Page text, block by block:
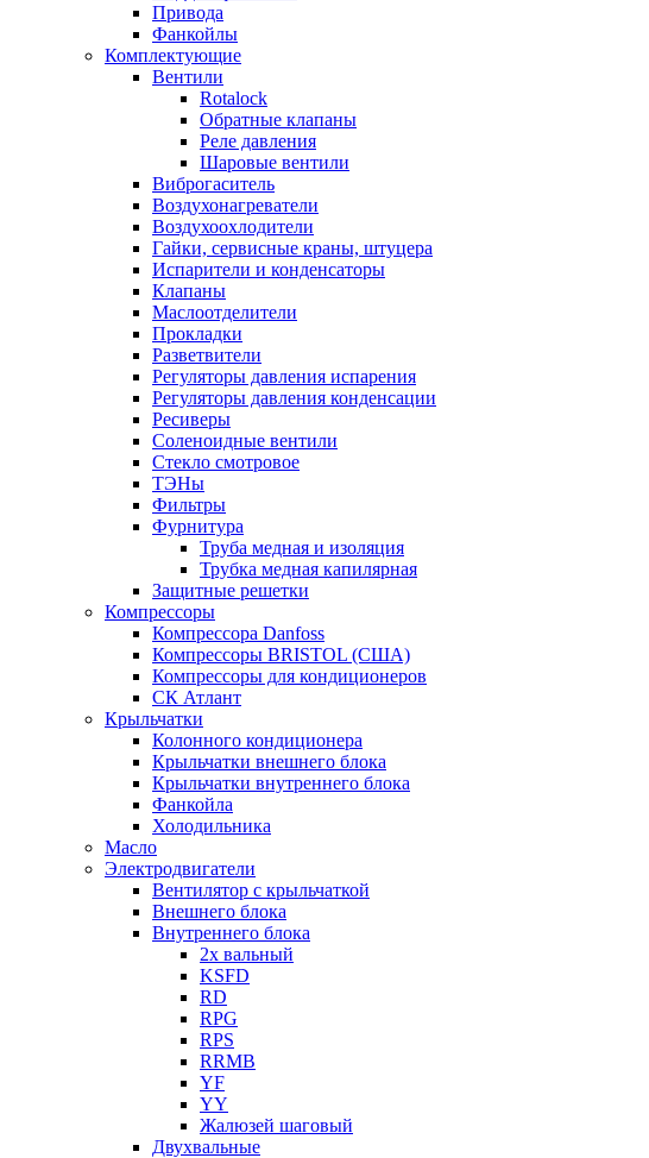
Привода
Фанкойлы
Комплектующие
Вентили
Rotalock
Обратные клапаны
Реле давления
Шаровые вентили
Виброгаситель
Воздухонагреватели
Воздухоохлодители
Гайки, сервисные краны, штуцера
Испарители и конденсаторы
Клапаны
Маслоотделители
Прокладки
Разветвители
Регуляторы давления испарения
Регуляторы давления конденсации
Ресиверы
Соленоидные вентили
Стекло смотровое
ТЭНы
Фильтры
Фурнитура
Труба медная и изоляция
Трубка медная капилярная
Защитные решетки
Компрессоры
Компрессора Danfoss
Компрессоры BRISTOL (США)
Компрессоры для кондиционеров
СК Атлант
Крыльчатки
Колонного кондиционера
Крыльчатки внешнего блока
Крыльчатки внутреннего блока
Фанкойла
Холодильника
Масло
Электродвигатели
Вентилятор с крыльчаткой
Внешнего блока
Внутреннего блока
2х вальный
KSFD
RD
RPG
RPS
RRMB
YF
YY
Жалюзей шаговый
Двухвальные